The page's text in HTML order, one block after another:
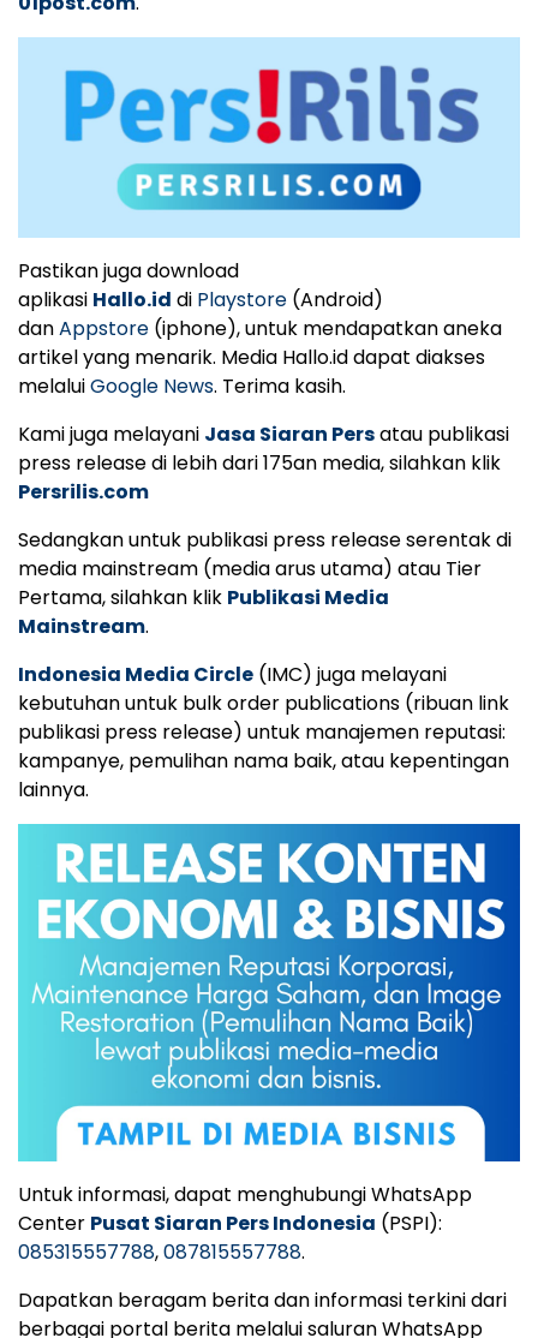
Pastikan juga download
aplikasi Hallo.id di Playstore (Android)
danAppstore (iphone), untuk mendapatkan aneka
artikel yang menarik. Media Hallo.id dapat diakses
melaluiGoogle News. Terima kasih.
Kami juga melayani Jasa Siaran Persatau publikasi
press release di lebih dari 175an media, silahkan klik
Persrilis.com
Sedangkan untuk publikasi press release serentak di
media mainstream (media arus utama) atau Tier
Pertama, silahkan klik Publikasi Media
Mainstream.
Indonesia Media Circle (IMC) juga melayani
kebutuhan untuk bulk order publications (ribuan link
publikasi press release) untuk manajemen reputasi:
kampanye, pemulihan nama baik, atau kepentingan
lainnya.
Untuk informasi, dapat menghubungi WhatsApp
Center Pusat Siaran Pers Indonesia (PSPI):
085315557788,087815557788.
Dapatkan beragam berita dan informasi terkini dari
berbagai portal berita melalui saluran WhatsApp